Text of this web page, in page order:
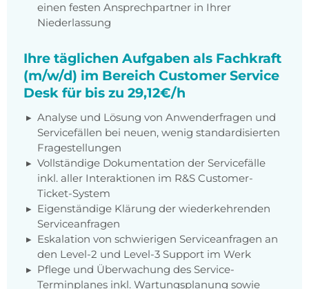
einen festen Ansprechpartner in Ihrer
Niederlassung
Ihre täglichen Aufgaben als Fachkraft
(m/w/d) im Bereich Customer Service
Desk für bis zu 29,12€/h
Analyse und Lösung von Anwenderfragen und
Servicefällen bei neuen, wenig standardisierten
Fragestellungen
Vollständige Dokumentation der Servicefälle
inkl. aller Interaktionen im R&S Customer-
Ticket-System
Eigenständige Klärung der wiederkehrenden
Serviceanfragen
Eskalation von schwierigen Serviceanfragen an
den Level-2 und Level-3 Support im Werk
Pflege und Überwachung des Service-
Terminplanes inkl. Wartungsplanung sowie